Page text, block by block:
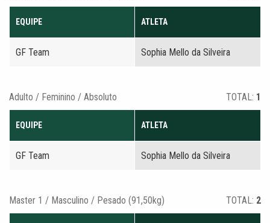
EQUIPE ATLETA
GF Team Sophia Mello da Silveira
Adulto / Feminino / Absoluto TOTAL: 1
EQUIPE ATLETA
GF Team Sophia Mello da Silveira
Master 1 / Masculino / Pesado (91,50kg) TOTAL: 2